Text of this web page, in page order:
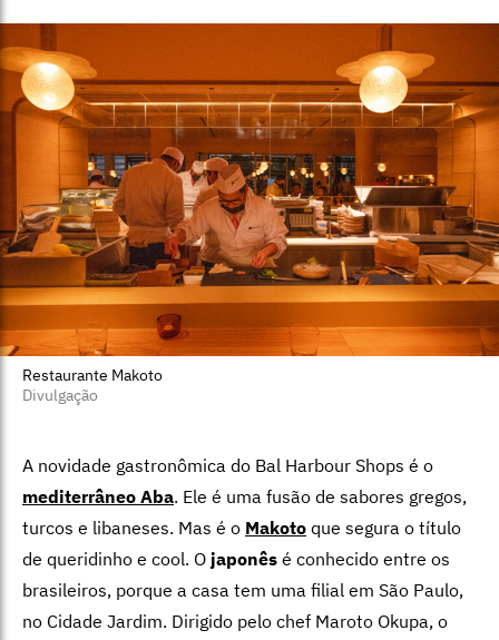
Restaurante Makoto
Divulgação
A novidade gastronômica do Bal Harbour Shops é o
mediterrâneo Aba. Ele é uma fusão de sabores gregos,
turcos e libaneses. Mas é o Makoto que segura o título
de queridinho e cool. O japonês é conhecido entre os
brasileiros, porque a casa tem uma filial em São Paulo,
no Cidade Jardim. Dirigido pelo chef Maroto Okupa, o